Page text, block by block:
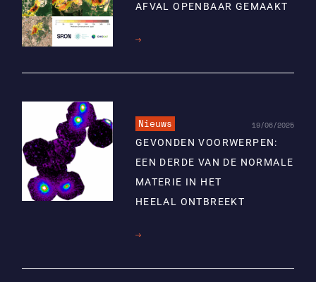
AFVAL OPENBAAR GEMAAKT
Lees
Nieuws 19/06/2025
GEVONDEN VOORWERPEN:
EEN DERDE VAN DE NORMALE
MATERIE IN HET
HEELAL ONTBREEKT
Lees